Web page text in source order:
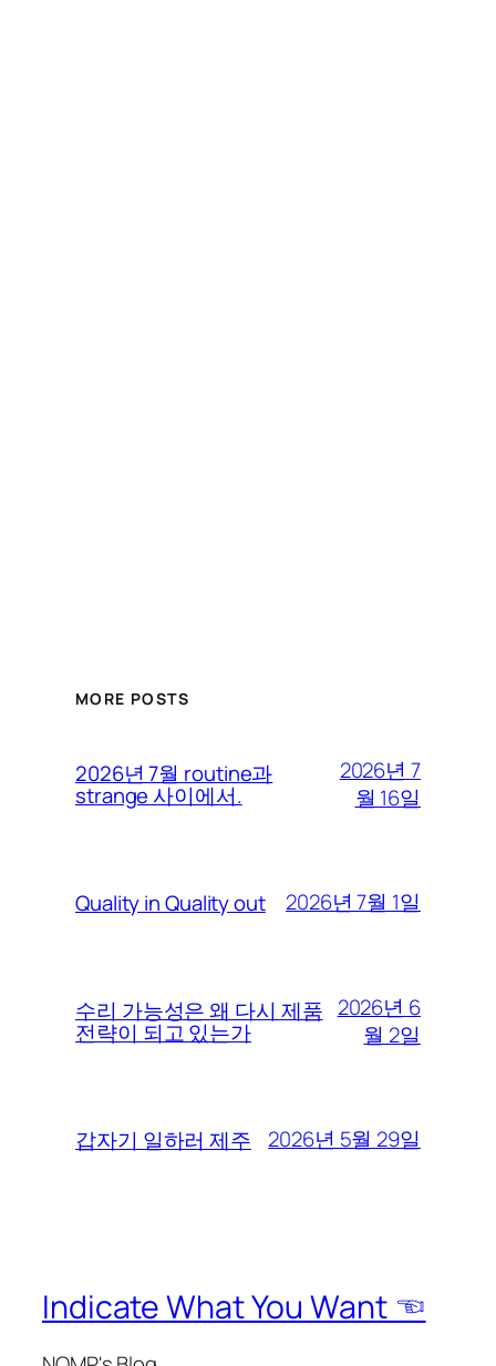
MORE POSTS
2026년 7월 routine과
strange 사이에서.
2026년 7
월 16일
Quality in Quality out 2026년 7월 1일
수리 가능성은 왜 다시 제품
전략이 되고 있는가
2026년 6
월 2일
갑자기 일하러 제주 2026년 5월 29일
Indicate What You Want ☜